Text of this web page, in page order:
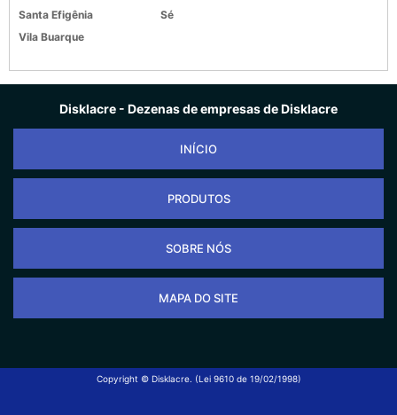
Santa Efigênia
Sé
Vila Buarque
Disklacre - Dezenas de empresas de Disklacre
INÍCIO
PRODUTOS
SOBRE NÓS
MAPA DO SITE
Copyright © Disklacre. (Lei 9610 de 19/02/1998)